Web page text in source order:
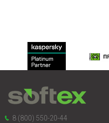
8 (800) 550-20-44